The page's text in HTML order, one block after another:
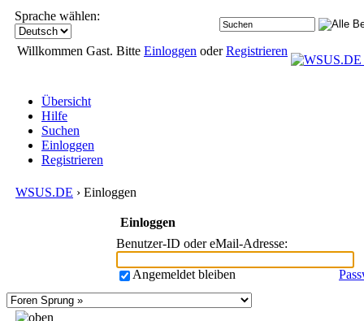
Sprache wählen:
Willkommen Gast. Bitte Einloggen oderRegistrieren
Übersicht
Hilfe
Suchen
Einloggen
Registrieren
WSUS.DE › Einloggen
Einloggen
Benutzer-ID oder eMail-Adresse:
Angemeldet bleiben